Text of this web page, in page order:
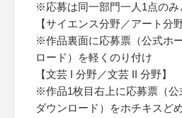
※応募は同一部門一人1点のみ
【サイエンス分野／アート分
※作品裏面に応募票（公式ホ
ロード）を軽くのり付け
【文芸 I 分野／文芸 II 分野】
※作品1枚目右上に応募票（公
ダウンロード）をホチキスど